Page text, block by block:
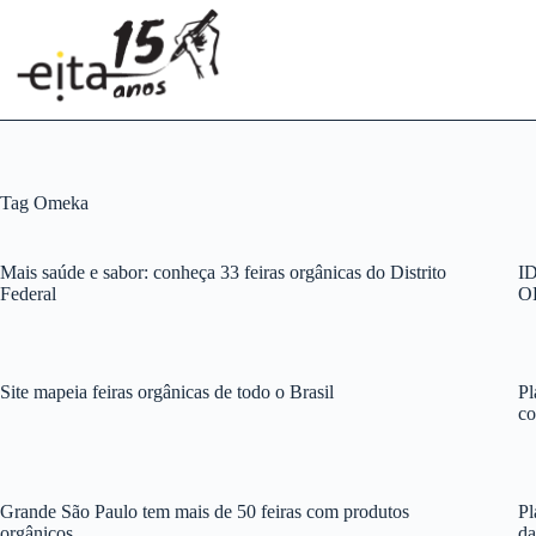
conteúdo
Tag Omeka
Mais saúde e sabor: conheça 33 feiras orgânicas do Distrito
Federal
Site mapeia feiras orgânicas de todo o Brasil
Grande São Paulo tem mais de 50 feiras com produtos